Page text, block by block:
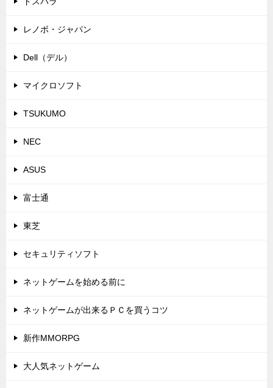
レノボ・ジャパン
Dell（デル）
マイクロソフト
TSUKUMO
NEC
ASUS
富士通
東芝
セキュリティソフト
ネットゲームを始める前に
ネットゲームが出来るＰＣを買うコツ
新作MMORPG
大人気ネットゲーム